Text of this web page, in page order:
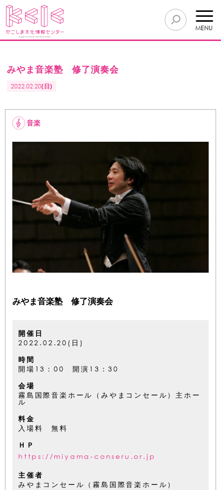
MENU
みやま音楽塾 修了演奏会
2022.02.20(日)
音楽
みやま音楽塾 修了演奏会
開催日
2022.02.20(日)
時間
開場13：00 開演13：30
会場
霧島国際音楽ホール（みやまコンセール）主ホー
ル
料金
入場料 無料
ＨＰ
https://miyama-conseru.or.jp
主催者
みやまコンセール（霧島国際音楽ホール）